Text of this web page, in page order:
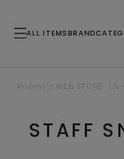
ALL ITEMS BRAND
Roomy’s WEB STORE（ル
STAFF